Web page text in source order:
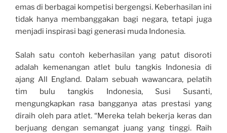
emas di berbagai kompetisi bergengsi. Keberhasilan ini
tidak hanya membanggakan bagi negara, tetapi juga
menjadi inspirasi bagi generasi muda Indonesia.
Salah satu contoh keberhasilan yang patut disoroti
adalah kemenangan atlet bulu tangkis Indonesia di
ajang All England. Dalam sebuah wawancara, pelatih
tim bulu tangkis Indonesia, Susi Susanti,
mengungkapkan rasa bangganya atas prestasi yang
diraih oleh para atlet. “Mereka telah bekerja keras dan
berjuang dengan semangat juang yang tinggi. Raih